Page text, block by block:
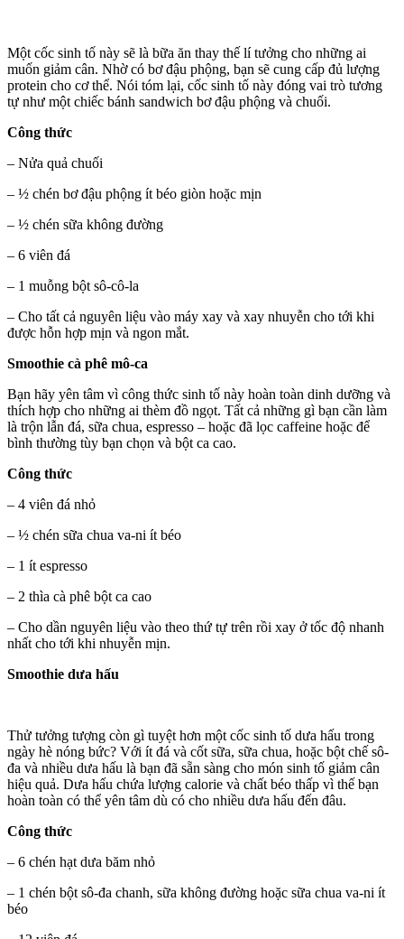
Một cốc sinh tố này sẽ là bữa ăn thay thế lí tưởng cho những ai
muốn giảm cân. Nhờ có bơ đậu phộng, bạn sẽ cung cấp đủ lượng
protein cho cơ thể. Nói tóm lại, cốc sinh tố này đóng vai trò tương
tự như một chiếc bánh sandwich bơ đậu phộng và chuối.
Công thức
– Nửa quả chuối
– ½ chén bơ đậu phộng ít béo giòn hoặc mịn
– ½ chén sữa không đường
– 6 viên đá
– 1 muỗng bột sô-cô-la
– Cho tất cả nguyên liệu vào máy xay và xay nhuyễn cho tới khi
được hỗn hợp mịn và ngon mắt.
Smoothie cà phê mô-ca
Bạn hãy yên tâm vì công thức sinh tố này hoàn toàn dinh dưỡng và
thích hợp cho những ai thèm đồ ngọt. Tất cả những gì bạn cần làm
là trộn lẫn đá, sữa chua, espresso – hoặc đã lọc caffeine hoặc để
bình thường tùy bạn chọn và bột ca cao.
Công thức
– 4 viên đá nhỏ
– ½ chén sữa chua va-ni ít béo
– 1 ít espresso
– 2 thìa cà phê bột ca cao
– Cho dần nguyên liệu vào theo thứ tự trên rồi xay ở tốc độ nhanh
nhất cho tới khi nhuyễn mịn.
Smoothie dưa hấu
Thử tưởng tượng còn gì tuyệt hơn một cốc sinh tố dưa hấu trong
ngày hè nóng bức? Với ít đá và cốt sữa, sữa chua, hoặc bột chế sô-
đa và nhiều dưa hấu là bạn đã sẵn sàng cho món sinh tố giảm cân
hiệu quả. Dưa hấu chứa lượng calorie và chất béo thấp vì thế bạn
hoàn toàn có thể yên tâm dù có cho nhiều dưa hấu đến đâu.
Công thức
– 6 chén hạt dưa băm nhỏ
– 1 chén bột sô-đa chanh, sữa không đường hoặc sữa chua va-ni ít
béo